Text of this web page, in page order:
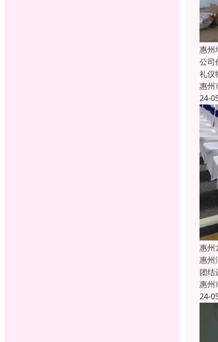
惠州
公司
礼仪
惠州
24-
惠州
惠
团
惠州
24-